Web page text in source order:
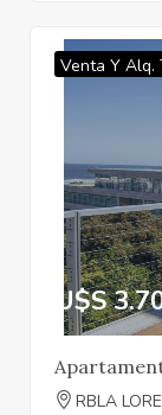
Venta Y Alq.
U$S
RBLA